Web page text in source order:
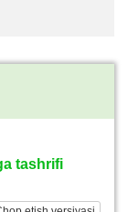
tashrifi